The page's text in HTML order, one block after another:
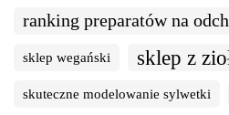
ranking preparatów na
sklep wegański sklep z
skuteczne modelowanie sylwetki